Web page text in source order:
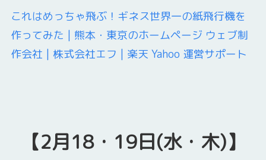
これはめっちゃ飛ぶ！ギネス世界一の紙飛行機を
作ってみた | 熊本・東京のホームページ ウェブ制
作会社 | 株式会社エフ | 楽天 Yahoo 運営サポート
【2月18・19日(水・木)】